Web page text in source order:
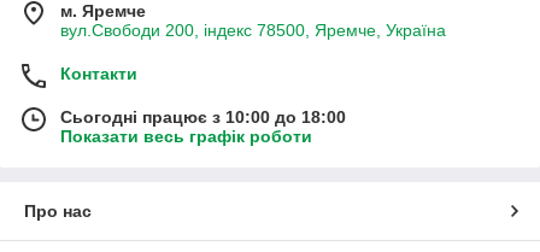
м. Яремче
вул.Свободи 200, індекс 78500, Яремче, Україна
Контакти
Сьогодні працює з 10:00 до 18:00
Показати весь графік роботи
Про нас